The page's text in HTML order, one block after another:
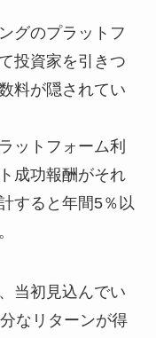
グのプラットフ
投資家を引きつ
料が隠されてい
ットフォーム利
成功報酬がそれ
すると年間5％以
当初見込んでい
なリターンが得